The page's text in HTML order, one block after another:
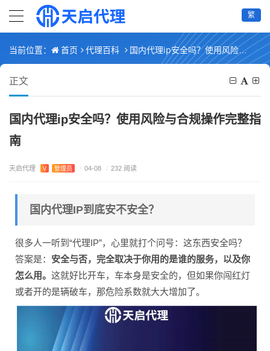
繁
当前位置： 首页 代理百科 国内代理ip安全吗？使用风险与合规操作完整指南
正文
国内代理ip安全吗？使用风险与合规操作完整指
南
天启代理 V 管理员 / 04-08 / 232 阅读
国内代理IP到底安不安全？
很多人一听到“代理IP”，心里就打个问号：这东西安全吗？
答案是： 安全与否，完全取决于你用的是谁的服务，以及你
怎么用。 这就好比开车，车本身是安全的，但如果你闯红灯
或者开的是辆破车，那危险系数就大大增加了。